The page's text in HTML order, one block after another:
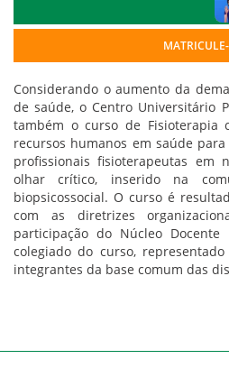
Considerando o aumento da
de saúde, o Centro Universitário
também o curso de Fisioterapia
recursos humanos em saúde
profissionais fisioterapeutas em
olhar crítico, inserido na
biopsicossocial. O curso é
com as diretrizes
participação do Núcleo
colegiado do curso,
integrantes da base comum das